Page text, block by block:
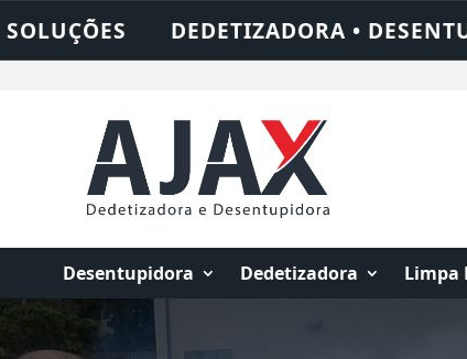
• LIMPEZA DE FOSSA •
Desentupidora Dedetizadora Limpa